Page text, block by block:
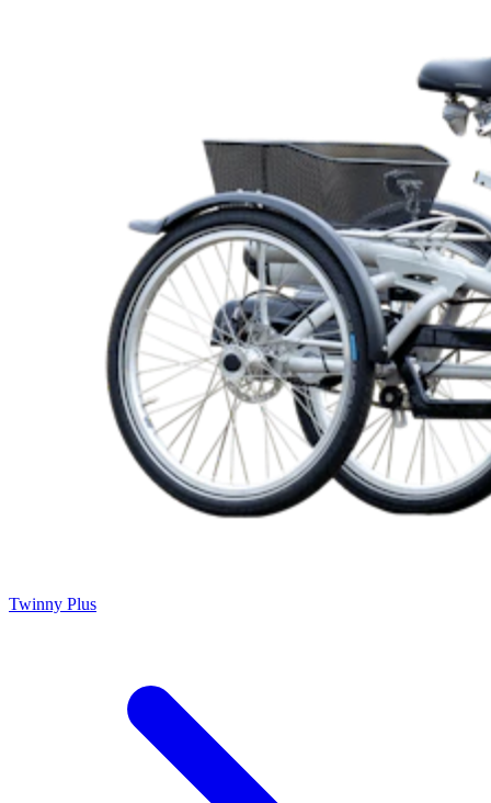
Twinny Plus